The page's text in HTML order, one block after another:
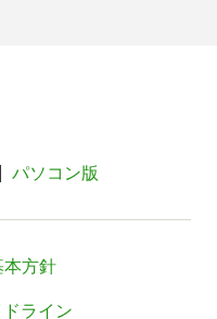
パソコン版
本方針
ライン